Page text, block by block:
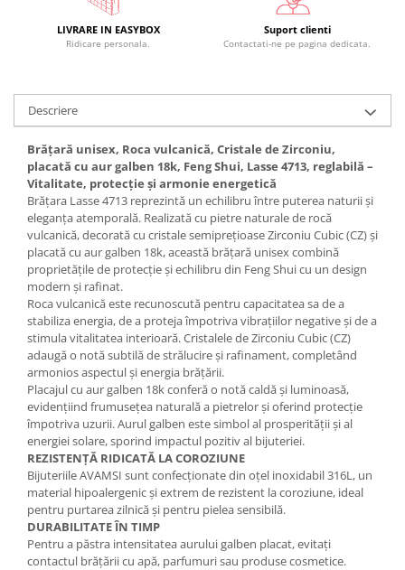
LIVRARE IN EASYBOX
Ridicare personala.
Suport clienti
Contactati-ne pe pagina dedicata.
Descriere
Brățară unisex, Roca vulcanică, Cristale de Zirconiu,
placată cu aur galben 18k, Feng Shui, Lasse 4713, reglabilă –
Vitalitate, protecție și armonie energetică
Brățara Lasse 4713 reprezintă un echilibru între puterea naturii și
eleganța atemporală. Realizată cu pietre naturale de rocă
vulcanică, decorată cu cristale semiprețioase Zirconiu Cubic (CZ) și
placată cu aur galben 18k, această brățară unisex combină
proprietățile de protecție și echilibru din Feng Shui cu un design
modern și rafinat.
Roca vulcanică este recunoscută pentru capacitatea sa de a
stabiliza energia, de a proteja împotriva vibrațiilor negative și de a
stimula vitalitatea interioară. Cristalele de Zirconiu Cubic (CZ)
adaugă o notă subtilă de strălucire și rafinament, completând
armonios aspectul și energia brățării.
Placajul cu aur galben 18k conferă o notă caldă și luminoasă,
evidențiind frumusețea naturală a pietrelor și oferind protecție
împotriva uzurii. Aurul galben este simbol al prosperității și al
energiei solare, sporind impactul pozitiv al bijuteriei.
REZISTENȚĂ RIDICATĂ LA COROZIUNE
Bijuteriile AVAMSI sunt confecționate din oțel inoxidabil 316L, un
material hipoalergenic și extrem de rezistent la coroziune, ideal
pentru purtarea zilnică și pentru pielea sensibilă.
DURABILITATE ÎN TIMP
Pentru a păstra intensitatea aurului galben placat, evitați
contactul brățării cu apă, parfumuri sau produse cosmetice.